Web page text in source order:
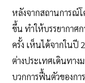
หลังจากสถานการณ์
ขึ้น ทำให้บรรยากาศ
ครั้ง เห็นได้จากในปี
ต่างประเทศเดินทา
บวกการฟื้นตัวของกา